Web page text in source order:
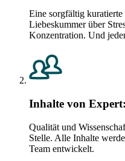
Eine sorgfältig
Liebeskummer über
Konzentration. Und
Inhalte von
Qualität und
Stelle. Alle Inhalte
Team entwickelt.